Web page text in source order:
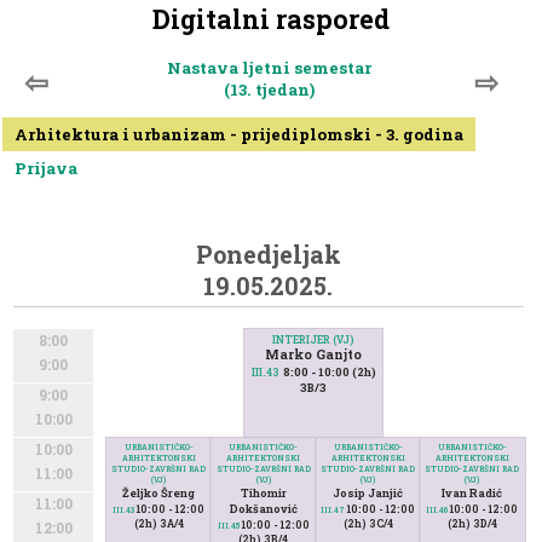
Digitalni raspored
⇦
Nastava ljetni semestar
(13. tjedan)
⇨
Arhitektura i urbanizam - prijediplomski - 3. godina
Prijava
Ponedjeljak
19.05.2025.
8:00
9:00
9:00
10:00
10:00
11:00
11:00
12:00
INTERIJER (VJ)
Marko Ganjto
III.43 8:00 - 10:00 (2h)
3B/3
URBANISTIČKO-
ARHITEKTONSKI
STUDIO-ZAVRŠNI RAD
(VJ)
Željko Šreng
III.43 10:00 - 12:00
(2h) 3A/4
URBANISTIČKO-
ARHITEKTONSKI
STUDIO-ZAVRŠNI RAD
(VJ)
Tihomir
Dokšanović
III.45 10:00 - 12:00
(2h) 3B/4
URBANISTIČKO-
ARHITEKTONSKI
STUDIO-ZAVRŠNI RAD
(VJ)
Josip Janjić
III.47 10:00 - 12:00
(2h) 3C/4
URBANISTIČKO-
ARHITEKTONSKI
STUDIO-ZAVRŠNI RAD
(VJ)
Ivan Radić
III.46 10:00 - 12:00
(2h) 3D/4